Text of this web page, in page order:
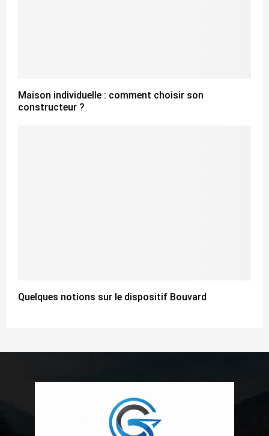
Maison individuelle : comment choisir son
constructeur ?
Quelques notions sur le dispositif Bouvard